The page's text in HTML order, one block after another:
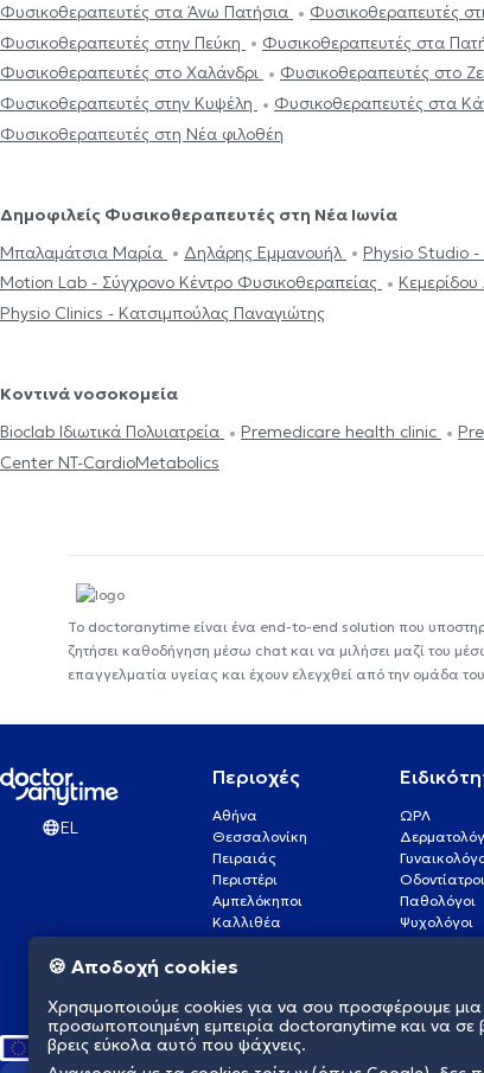
Φυσικοθεραπευτές στα Άνω Πατήσια
Φυσικοθεραπευτές
Φυσικοθεραπευτές στην Πεύκη
Φυσικοθεραπευτές στα
Φυσικοθεραπευτές στο Χαλάνδρι
Φυσικοθεραπευτές στο
Φυσικοθεραπευτές στην Κυψέλη
Φυσικοθεραπευτές στα
Φυσικοθεραπευτές στη Νέα φιλοθέη
Δημοφιλείς Φυσικοθεραπευτές στη Νέα Ιωνία
Μπαλαμάτσια Μαρία
Δηλάρης Εμμανουήλ
Motion Lab - Σύγχρονο Κέντρο Φυσικοθεραπείας
Κεμερίδου
Physio Clinics - Κατσιμπούλας Παναγιώτης
Κοντινά νοσοκομεία
Bioclab Ιδιωτικά Πολυιατρεία
Premedicare health clinic
Center NT-CardioMetabolics
Το doctoranytime είναι ένα end-to-end solution που
ζητήσει καθοδήγηση μέσω chat και να μιλήσει μαζί του
επαγγελματία υγείας και έχουν ελεγχθεί από την ομάδα
EL
Περιοχές
Αθήνα
Θεσσαλονίκη
Πειραιάς
Περιστέρι
Αμπελόκηποι
Καλλιθέα
Πάτρα
Γλυφάδα
Νέα Σμύρνη
ΩΡΛ
Οδοντίατροι
Παθολόγοι
Ψυχολόγοι
🍪 Αποδοχή cookies
Χρησιμοποιούμε cookies για να σου προσφέρουμε
προσωποποιημένη εμπειρία doctoranytime και να σε
βρεις εύκολα αυτό που ψάχνεις.